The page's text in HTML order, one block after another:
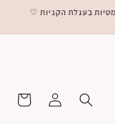
בעגלת הקניות ♡
התחברות Cart